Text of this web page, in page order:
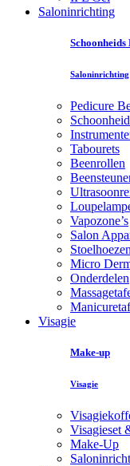
Saloninrichting
Schoonheids
Saloninrichting
Pedicure
Tabourets
Beenrollen
Vapozone’s
Salon
Stoelhoezen
Micro
Onderdelen
Visagie
Make-up
Visagie
Visagieset
Make-Up